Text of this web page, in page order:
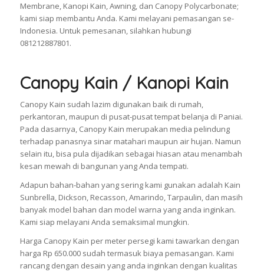
Membrane, Kanopi Kain, Awning, dan Canopy Polycarbonate;
kami siap membantu Anda. Kami melayani pemasangan se-
Indonesia. Untuk pemesanan, silahkan hubungi
081212887801.
Canopy Kain / Kanopi Kain
Canopy Kain sudah lazim digunakan baik di rumah,
perkantoran, maupun di pusat-pusat tempat belanja di Paniai.
Pada dasarnya, Canopy Kain merupakan media pelindung
terhadap panasnya sinar matahari maupun air hujan. Namun
selain itu, bisa pula dijadikan sebagai hiasan atau menambah
kesan mewah di bangunan yang Anda tempati.
Adapun bahan-bahan yang sering kami gunakan adalah Kain
Sunbrella, Dickson, Recasson, Amarindo, Tarpaulin, dan masih
banyak model bahan dan model warna yang anda inginkan.
Kami siap melayani Anda semaksimal mungkin.
Harga Canopy Kain per meter persegi kami tawarkan dengan
harga Rp 650.000 sudah termasuk biaya pemasangan. Kami
rancang dengan desain yang anda inginkan dengan kualitas